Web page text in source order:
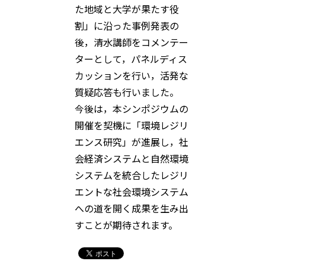
た地域と大学が果たす役
割」に沿った事例発表の
後，清水講師をコメンテー
ターとして，パネルディス
カッションを行い，活発な
質疑応答も行いました。
今後は，本シンポジウムの
開催を契機に「環境レジリ
エンス研究」が進展し，社
会経済システムと自然環境
システムを統合したレジリ
エントな社会環境システム
への道を開く成果を生み出
すことが期待されます。